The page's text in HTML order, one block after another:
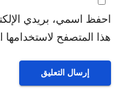
احفظ اسمي، بريدي
هذا المتصفح لاستخدامها